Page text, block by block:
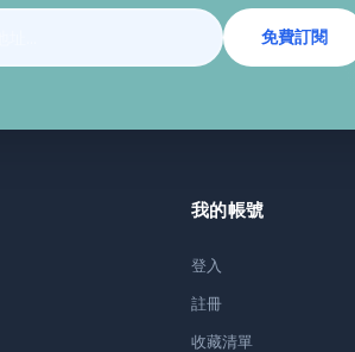
免費訂閱
我的帳號
登入
註冊
收藏清單